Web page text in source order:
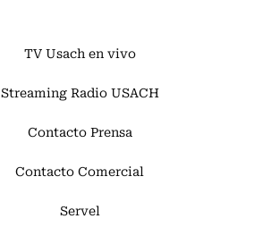
TV Usach en vivo
Streaming Radio USACH
Contacto Prensa
Contacto Comercial
Servel